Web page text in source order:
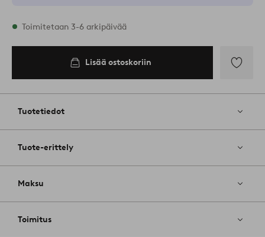
Varastossa
Toimitetaan 3-6 arkipäivää
Lisää ostoskoriin
Tuotetiedot
Tuote-erittely
Maksu
Toimitus